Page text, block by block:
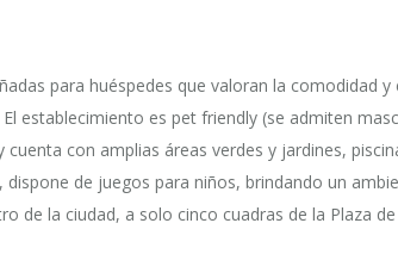
para huéspedes que valoran la comodidad
establecimiento es pet friendly (se admiten
cuenta con amplias áreas verdes y jardines,
dispone de juegos para niños, brindando un
de la ciudad, a solo cinco cuadras de la Plaza